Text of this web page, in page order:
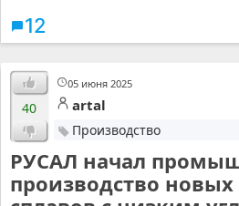
12
05 июня 2025
40 artal
Производство
РУСАЛ начал
производство